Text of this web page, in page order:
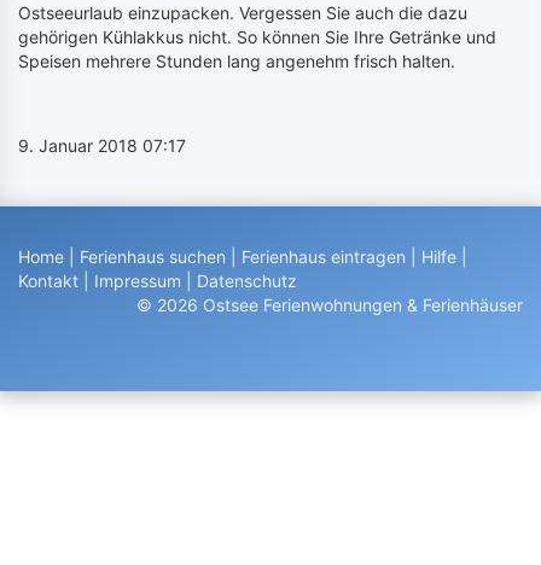
Ostseeurlaub einzupacken. Vergessen Sie auch die dazu
gehörigen Kühlakkus nicht. So können Sie Ihre Getränke und
Speisen mehrere Stunden lang angenehm frisch halten.
9. Januar 2018 07:17
Home Ferienhaus suchen Ferienhaus eintragen Hilfe
Kontakt
Impressum
Datenschutz
© 2026 Ostsee Ferienwohnungen & Ferienhäuser